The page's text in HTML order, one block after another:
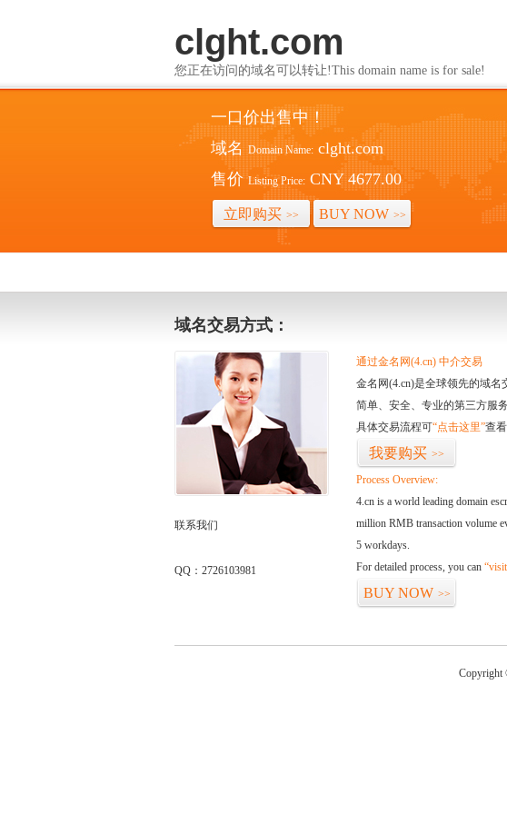
clght.com
您正在访问的域名可以转让!This domain name is for sale!
一口价出售中！
域名 Domain Name: clght.com
售价 Listing Price: CNY 4677.00
立即购买 >> BUY NOW >>
域名交易方式：
联系我们
QQ：2726103981
通过金名网(4.cn) 中介交易
金名网(4.cn)是全球领先的域
简单、安全、专业的第三方服
具体交易流程可“点击这里”查看
我要购买 >>
Process Overview:
4.cn is a world leading domain
million RMB transaction volume
5 workdays.
For detailed process, you can
BUY NOW >>
Copyright